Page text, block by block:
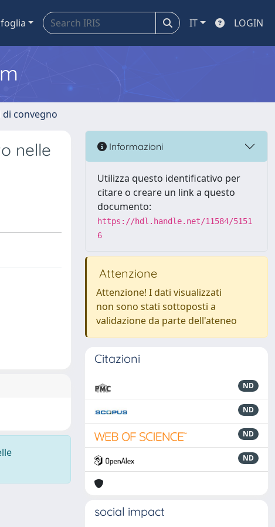
IT LOGIN
convegno
nelle
Informazioni
Utilizza questo identificativo per
citare o creare un link a questo
documento:
https://hdl.handle.net/11584/5151
6
Attenzione
Attenzione! I dati visualizzati
non sono stati sottoposti a
validazione da parte dell'ateneo
Citazioni
ND
ND
ND
ND
social impact